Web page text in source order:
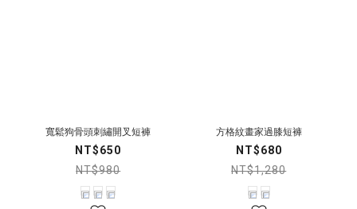
寬鬆狗骨頭刺繡開叉短褲
NT$650
NT$980
方格紋畫家過膝短褲
NT$680
NT$1,280